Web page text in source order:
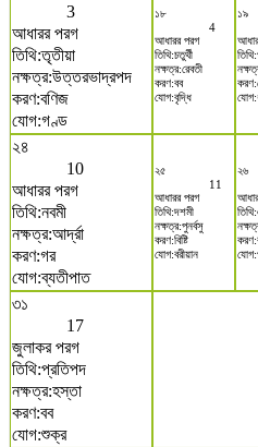
3
আধারর পরগ
তিথি:তৃতীয়া
নক্ষত্র:উত্তরভাদ্রপদ
করণ:বণিজ
যোগ:গণ্ড
১৮
4
আধারর পরগ
তিথি:চতুর্থী
নক্ষত্র:রেবতী
করণ:বব
যোগ:বৃদ্ধি
১৯
২৪
10
আধারর পরগ
তিথি:নবমী
নক্ষত্র:আর্দ্রা
করণ:গর
যোগ:ব্যতীপাত
২৫
11
আধারর পরগ
তিথি:দশমী
নক্ষত্র:পুনর্বসু
করণ:বিষ্টি
যোগ:বরীয়ান
২৬
৩১
17
জুলাকর পরগ
তিথি:প্রতিপদ
নক্ষত্র:হস্তা
করণ:বব
যোগ:শুক্র